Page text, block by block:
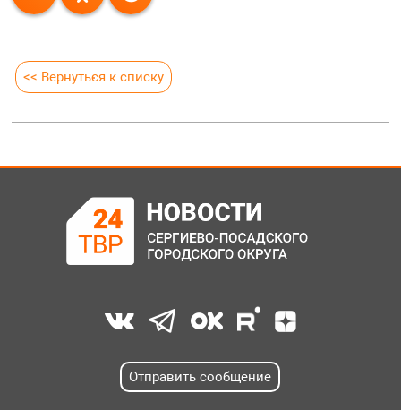
<< Вернуться к списку
Отправить сообщение